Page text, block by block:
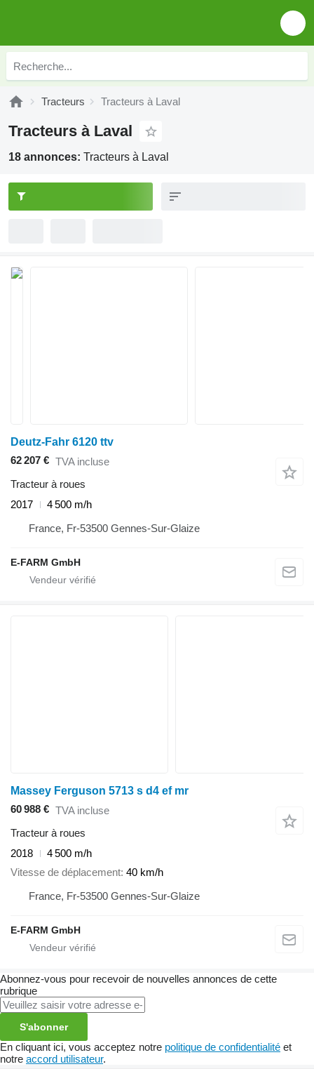
Tracteurs Tracteurs à Laval
Tracteurs à Laval
18 annonces: Tracteurs à Laval
Deutz-Fahr 6120 ttv
62 207 € TVA incluse
Tracteur à roues
2017
4 500 m/h
France, Fr-53500 Gennes-Sur-Glaize
E-FARM GmbH
Massey Ferguson 5713 s d4 ef mr
60 988 € TVA incluse
Tracteur à roues
2018
4 500 m/h
Vitesse de déplacement 40 km/h
France, Fr-53500 Gennes-Sur-Glaize
E-FARM GmbH
Abonnez-vous pour recevoir de nouvelles annonces de cette
rubrique
S'abonner
En cliquant ici, vous acceptez notre politique de confidentialité et
notre accord utilisateur.